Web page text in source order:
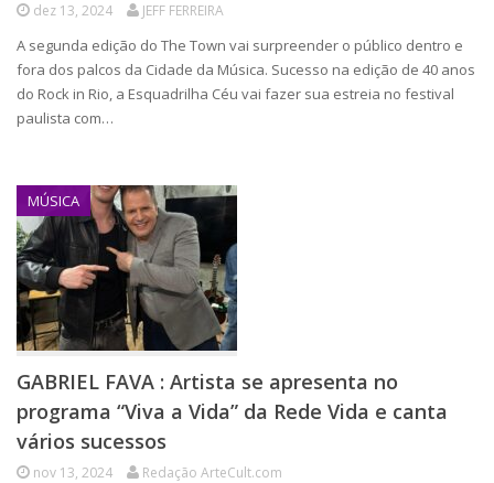
dez 13, 2024 JEFF FERREIRA
A segunda edição do The Town vai surpreender o público dentro e
fora dos palcos da Cidade da Música. Sucesso na edição de 40 anos
do Rock in Rio, a Esquadrilha Céu vai fazer sua estreia no festival
paulista com…
MÚSICA
GABRIEL FAVA : Artista se apresenta no
programa “Viva a Vida” da Rede Vida e canta
vários sucessos
nov 13, 2024 Redação ArteCult.com